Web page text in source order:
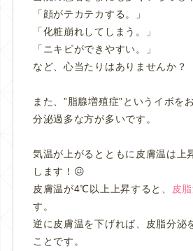
「顔がテカテカする。」
「化粧崩れしてしまう。」
「ニキビができやすい。」
など、心当たりはありませんか？
また、”脂腺増殖症”というイボを
分泌過多な方が多いです。
気温が上がるとともに皮膚温は上
します！😖
皮膚温が4℃以上上昇すると、
皮
す。
逆に皮膚温を下げれば、皮脂分泌
ことです。